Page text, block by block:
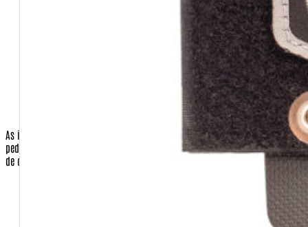
Número do Cartão de Crédito (apenas quando a opção de
Código de Segurança do Cartão de Crédito (apenas quando a
opção de pagamento for com cartão)
Validade do cartão (apenas quando a opção de pagamento
As informações do cartão de crédito são necessárias para o faturamento do
pedido, apenas quando o cliente for efetuar o pagamento com o seu cartão
de crédito.No caso de envio de sua compra para terceiros: